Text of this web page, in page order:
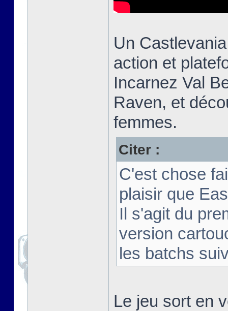
Un
action et
Incarnez Val
Raven, et
femmes.
Citer :
C'est chose
plaisir que
Il s'agit du
version
les batchs
Le jeu sort en